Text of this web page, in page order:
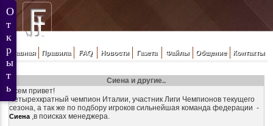
Главная Правила FAQ Новости Газета Файлы Общение Контакты
Сиена и другие..
Всем привет!
Четырехкратный чемпион Италии, участник Лиги Чемпионов текущего
сезона, а так же по подбору игроков сильнейшая команда федерации -
Сиена,в поисках менеджера.